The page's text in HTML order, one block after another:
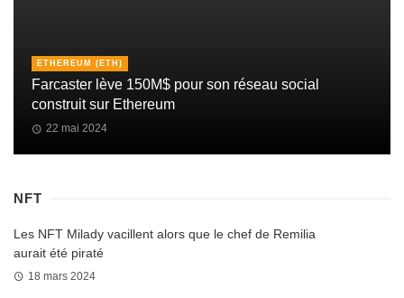
ETHEREUM (ETH)
Farcaster lève 150M$ pour son réseau social
construit sur Ethereum
22 mai 2024
NFT
Les NFT Milady vacillent alors que le chef de Remilia
aurait été piraté
18 mars 2024